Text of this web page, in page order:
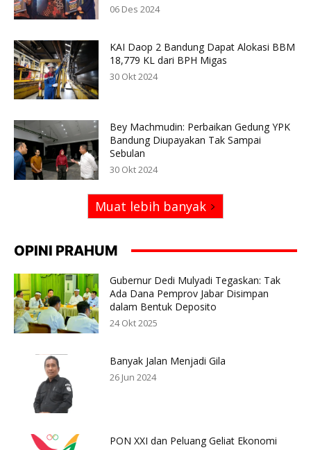
06 Des 2024
KAI Daop 2 Bandung Dapat Alokasi BBM
18,779 KL dari BPH Migas
30 Okt 2024
Bey Machmudin: Perbaikan Gedung YPK
Bandung Diupayakan Tak Sampai
Sebulan
30 Okt 2024
Muat lebih banyak
OPINI PRAHUM
Gubernur Dedi Mulyadi Tegaskan: Tak
Ada Dana Pemprov Jabar Disimpan
dalam Bentuk Deposito
24 Okt 2025
Banyak Jalan Menjadi Gila
26 Jun 2024
PON XXI dan Peluang Geliat Ekonomi